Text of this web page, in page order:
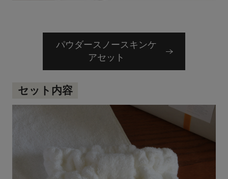
パウダースノースキンケ
アセット
セット内容